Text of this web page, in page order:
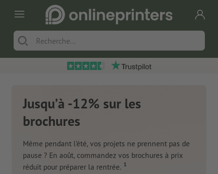
Jusqu’à -12% sur les
brochures
Même pendant l’été, vos projets ne prennent pas de
pause ? En août, commandez vos brochures à prix
réduit pour préparer la rentrée. 1